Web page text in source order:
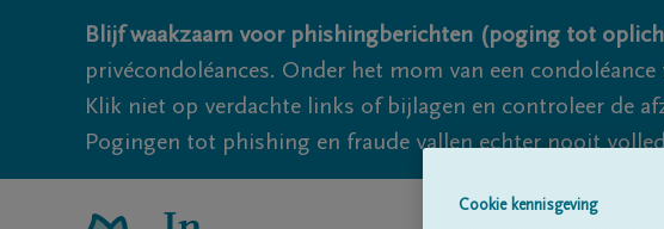
Blijf waakzaam voor phishingberichten (poging tot
privécondoléances. Onder het mom van een
Klik niet op verdachte links of bijlagen en controleer de
Pogingen tot phishing en fraude vallen echter nooit
Cookie kennisgeving